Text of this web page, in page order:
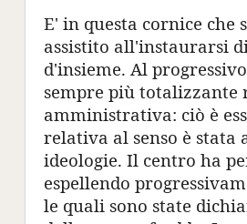
E' in questa cornice
assistito all'instaurarsi
d'insieme. Al
sempre più totalizzante
amministrativa: ciò è
relativa al senso è
ideologie. Il centro ha
espellendo
le quali sono state